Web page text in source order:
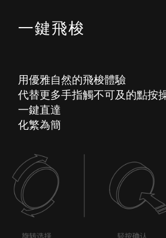
一鍵飛梭
用優雅自然的飛梭體驗
代替更多手指觸不可及的點按
一鍵直達
化繁為簡